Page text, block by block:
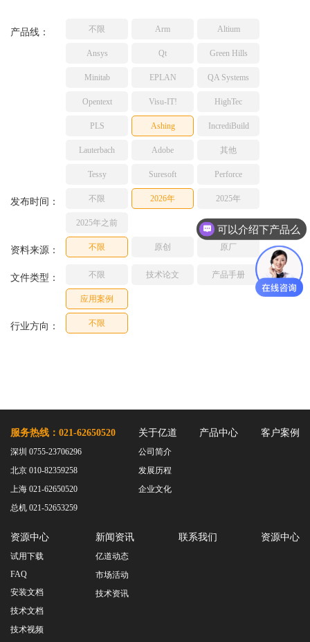
TESSY
网络研讨会
产品线： 不限 Arm Altium
Ansys Qt Green Hills
Minitab EPLAN QA Systems
Opentext Visu-IT! HighTec
PLS Ashing IncrediBuild
Lauterbach Adobe 其他
Tessy Suresoft Perforce
发布时间： 不限 2026年 2025年
2025年之前
资料来源： 不限 原创 原厂
文件类型： 不限 技术论文 产品手册
应用案例
行业方向： 不限
服务热线：021-62650520
深圳 0755-23706296
北京 010-82359258
上海 021-62650520
总机 021-52653259
关于亿道
公司简介
发展历程
企业文化
产品中心 客户案例
资源中心
试用下载
FAQ
安装文档
技术文档
技术视频
新闻资讯
亿道动态
市场活动
技术资讯
联系我们 资源中心
可以介绍下产品么